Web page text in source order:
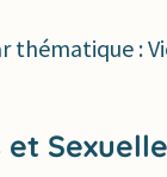
thématique :